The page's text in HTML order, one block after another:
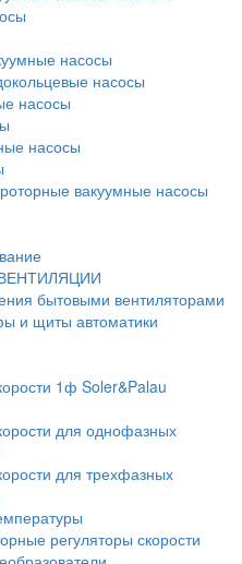
насосы
насосы
насосы
насосы
вакуумные насосы
бытовыми вентиляторами
и щиты автоматики
1ф Soler&Palau
для однофазных
для трехфазных
регуляторы скорости